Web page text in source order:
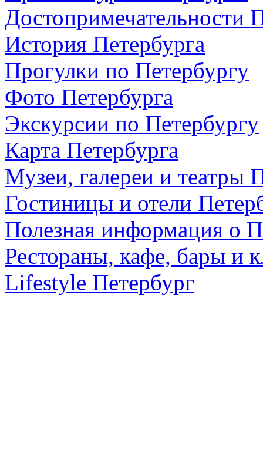
Достопримечательности
История Петербурга
Прогулки по Петербургу
Фото Петербурга
Экскурсии по Петербургу
Карта Петербурга
Музеи, галереи и театры
Гостиницы и отели
Полезная информация о
Рестораны, кафе, бары и
Lifestyle Петербург